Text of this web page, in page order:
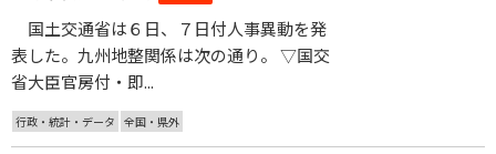
国土交通省は６日、７日付人事異動を発
表した。九州地整関係は次の通り。 ▽国交
省大臣官房付・即...
行政・統計・データ 全国・県外